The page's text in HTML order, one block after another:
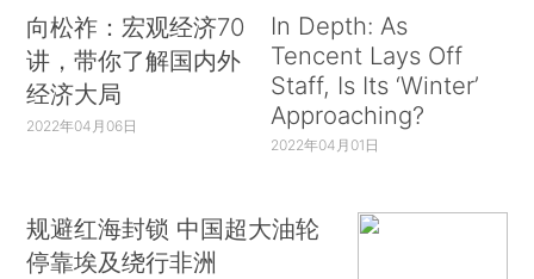
向松祚：宏观经济70
讲，带你了解国内外
经济大局
2022年04月06日
In Depth: As
Tencent Lays Off
Staff, Is Its ‘Winter’
Approaching?
2022年04月01日
规避红海封锁 中国超大油轮
停靠埃及绕行非洲